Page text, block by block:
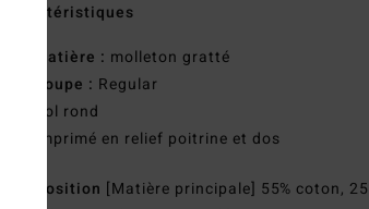
Caractéristiques
Matière : molleton gratté
Coupe : Regular
Col rond
Imprimé en relief poitrine et dos
Composition [Matière principale] 55% coton,